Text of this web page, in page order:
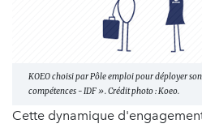
KOEO choisi par Pôle emploi pour déployer
compétences - IDF ». Crédit photo : Koeo.
Cette dynamique